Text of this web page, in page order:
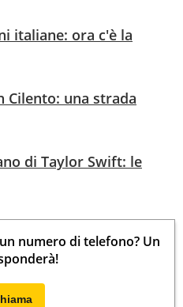
italiane: ora c'è la
Cilento: una strada
di Taylor Swift: le
numero di telefono? Un